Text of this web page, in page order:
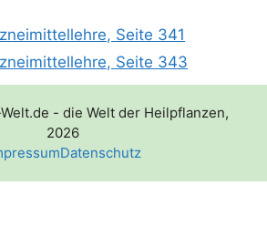
Seite 341
Seite 343
- die Welt der Heilpflanzen,
2026
Datenschutz